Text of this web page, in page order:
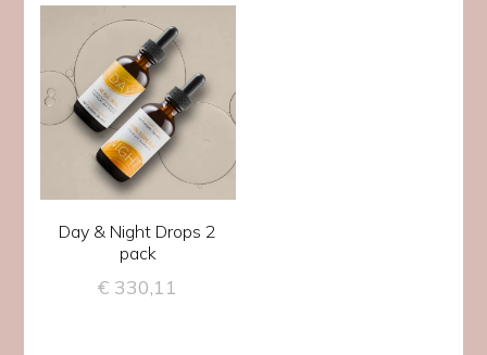
Day & Night Drops 2
pack
€ 330,11